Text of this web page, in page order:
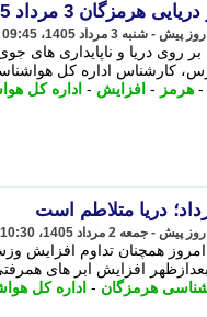
3 مرداد 1405
روی دریا و ناپایداری های
کارشناس اداره کل
- هرمز - افزایش - اداره کل
همچنان تداوم افزایش
افزایش ابر های همرفتی
هرمزگان - اداره کل